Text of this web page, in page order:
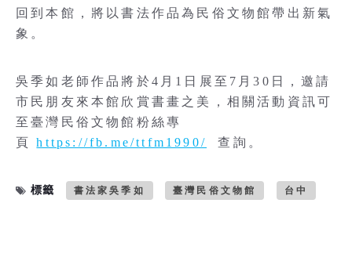
回到本館，將以書法作品為民俗文物館帶出新氣
象。
吳季如老師作品將於4月1日展至7月30日，邀請
市民朋友來本館欣賞書畫之美，相關活動資訊可
至臺灣民俗文物館粉絲專
頁https://fb.me/ttfm1990/ 查詢。
標籤 書法家吳季如 臺灣民俗文物館 台中